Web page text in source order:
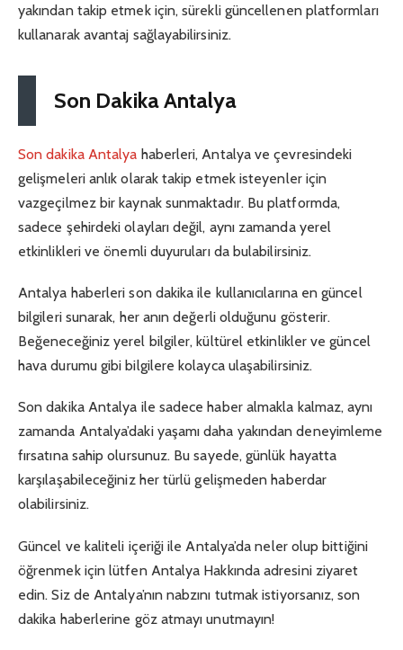
yakından takip etmek için, sürekli güncellenen platformları
kullanarak avantaj sağlayabilirsiniz.
Son Dakika Antalya
Son dakika Antalya haberleri, Antalya ve çevresindeki
gelişmeleri anlık olarak takip etmek isteyenler için
vazgeçilmez bir kaynak sunmaktadır. Bu platformda,
sadece şehirdeki olayları değil, aynı zamanda yerel
etkinlikleri ve önemli duyuruları da bulabilirsiniz.
Antalya haberleri son dakika ile kullanıcılarına en güncel
bilgileri sunarak, her anın değerli olduğunu gösterir.
Beğeneceğiniz yerel bilgiler, kültürel etkinlikler ve güncel
hava durumu gibi bilgilere kolayca ulaşabilirsiniz.
Son dakika Antalya ile sadece haber almakla kalmaz, aynı
zamanda Antalya’daki yaşamı daha yakından deneyimleme
fırsatına sahip olursunuz. Bu sayede, günlük hayatta
karşılaşabileceğiniz her türlü gelişmeden haberdar
olabilirsiniz.
Güncel ve kaliteli içeriği ile Antalya’da neler olup bittiğini
öğrenmek için lütfen Antalya Hakkında adresini ziyaret
edin. Siz de Antalya’nın nabzını tutmak istiyorsanız, son
dakika haberlerine göz atmayı unutmayın!